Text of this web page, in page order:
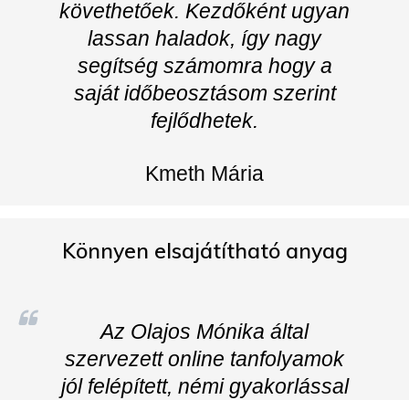
követhetőek. Kezdőként ugyan
lassan haladok, így nagy
segítség számomra hogy a
saját időbeosztásom szerint
fejlődhetek.
Kmeth Mária
Könnyen elsajátítható anyag
Az Olajos Mónika által
szervezett online tanfolyamok
jól felépített, némi gyakorlással